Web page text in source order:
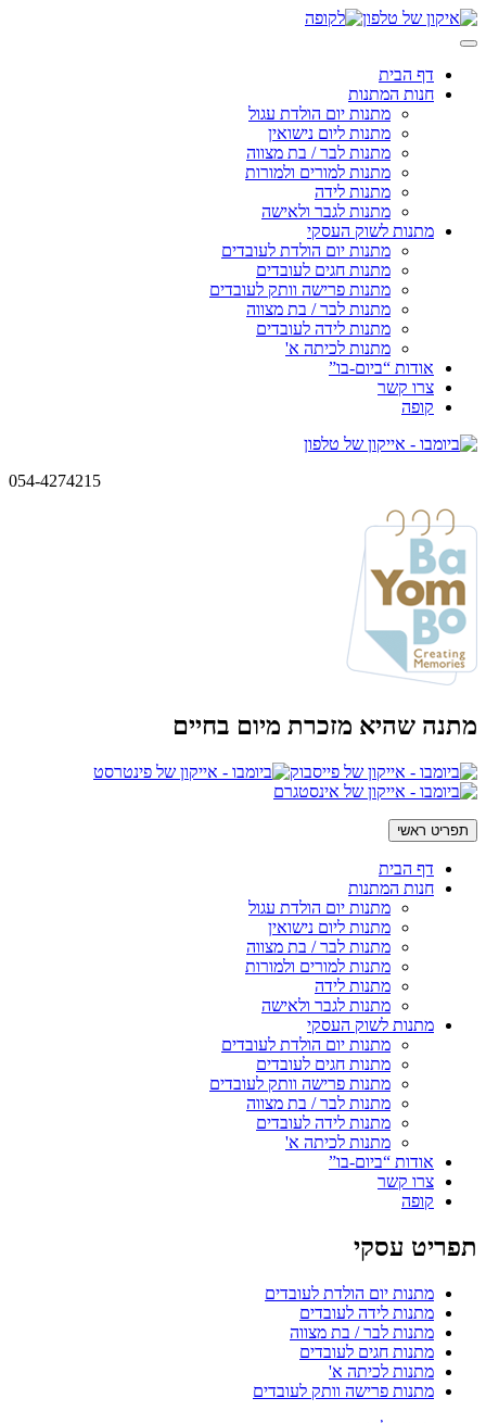
Skip
to
דף הבית
חנות המתנות
מתנות יום הולדת עגול
מתנות ליום נישואין
מתנות לבר / בת מצווה
מתנות למורים ולמורות
מתנות לידה
מתנות לגבר ולאישה
מתנות לשוק העסקי
מתנות יום הולדת לעובדים
מתנות חגים לעובדים
מתנות פרישה וותק לעובדים
מתנות לבר / בת מצווה
מתנות לידה לעובדים
מתנות לכיתה א'
אודות “ביום-בו”
צרו קשר
קופה
054-4274215
מתנה שהיא מזכרת מיום בחיים
תפריט ראשי
דף הבית
חנות המתנות
מתנות יום הולדת עגול
מתנות ליום נישואין
מתנות לבר / בת מצווה
מתנות למורים ולמורות
מתנות לידה
מתנות לגבר ולאישה
מתנות לשוק העסקי
מתנות יום הולדת לעובדים
מתנות חגים לעובדים
מתנות פרישה וותק לעובדים
מתנות לבר / בת מצווה
מתנות לידה לעובדים
מתנות לכיתה א'
אודות “ביום-בו”
צרו קשר
קופה
תפריט עסקי
מתנות יום הולדת לעובדים
מתנות לידה לעובדים
מתנות לבר / בת מצווה
מתנות חגים לעובדים
מתנות לכיתה א'
מתנות פרישה וותק לעובדים